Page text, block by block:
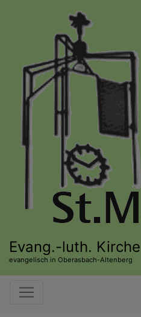
Evang.-luth.
evangelisch in Oberasbach-Altenberg